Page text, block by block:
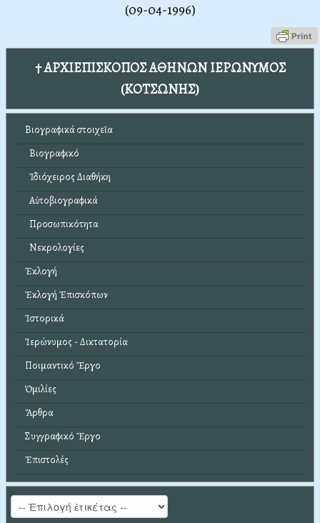
(09-04-1996)
† ΑΡΧΙΕΠΙΣΚΟΠΟΣ ΑΘΗΝΩΝ ΙΕΡΩΝΥΜΟΣ
(ΚΟΤΣΩΝΗΣ)
Βιογραφικά στοιχεῖα
Βιογραφικό
Ἰδιόχειρος Διαθήκη
Αὐτοβιογραφικά
Προσωπικότητα
Νεκρολογίες
Ἐκλογή
Ἐκλογή Ἐπισκόπων
Ἱστορικά
Ἱερώνυμος - Δικτατορία
Ποιμαντικό Ἔργο
Ὁμιλίες
Ἄρθρα
Συγγραφικό Ἔργο
Ἐπιστολές